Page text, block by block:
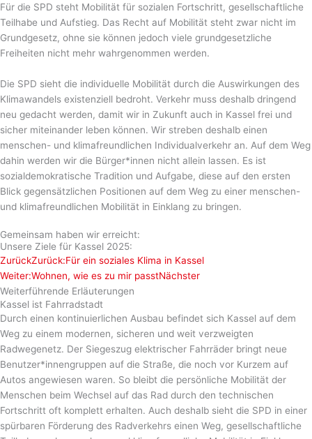
Für die SPD steht Mobilität für sozialen Fortschritt, gesellschaftliche
Teilhabe und Aufstieg. Das Recht auf Mobilität steht zwar nicht im
Grundgesetz, ohne sie können jedoch viele grundgesetzliche
Freiheiten nicht mehr wahrgenommen werden.
Die SPD sieht die individuelle Mobilität durch die Auswirkungen des
Klimawandels existenziell bedroht. Verkehr muss deshalb dringend
neu gedacht werden, damit wir in Zukunft auch in Kassel frei und
sicher miteinander leben können. Wir streben deshalb einen
menschen- und klimafreundlichen Individualverkehr an. Auf dem Weg
dahin werden wir die Bürger*innen nicht allein lassen. Es ist
sozialdemokratische Tradition und Aufgabe, diese auf den ersten
Blick gegensätzlichen Positionen auf dem Weg zu einer menschen-
und klimafreundlichen Mobilität in Einklang zu bringen.
Gemeinsam haben wir erreicht:
Unsere Ziele für Kassel 2025:
ZurückZurück:Für ein soziales Klima in Kassel
Weiter:Wohnen, wie es zu mir passtNächster
Weiterführende Erläuterungen​
Kassel ist Fahrradstadt
Durch einen kontinuierlichen Ausbau befindet sich Kassel auf dem
Weg zu einem modernen, sicheren und weit verzweigten
Radwegenetz. Der Siegeszug elektrischer Fahrräder bringt neue
Benutzer*innengruppen auf die Straße, die noch vor Kurzem auf
Autos angewiesen waren. So bleibt die persönliche Mobilität der
Menschen beim Wechsel auf das Rad durch den technischen
Fortschritt oft komplett erhalten. Auch deshalb sieht die SPD in einer
spürbaren Förderung des Radverkehrs einen Weg, gesellschaftliche